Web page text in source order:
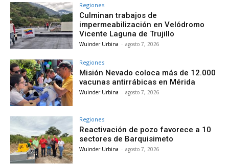
Regiones
Culminan trabajos de
impermeabilización en Velódromo
Vicente Laguna de Trujillo
Wuinder Urbina - agosto 7, 2026
Regiones
Misión Nevado coloca más de 12.000
vacunas antirrábicas en Mérida
Wuinder Urbina - agosto 7, 2026
Regiones
Reactivación de pozo favorece a 10
sectores de Barquisimeto
Wuinder Urbina - agosto 7, 2026